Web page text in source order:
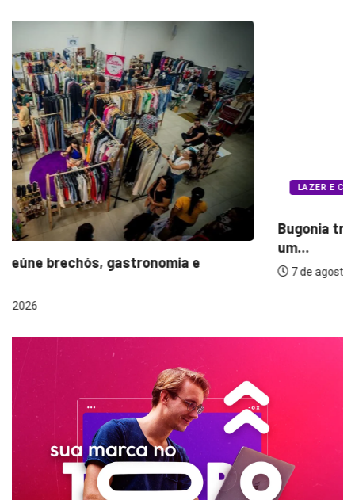
LAZER E CULTURA
Bugonia transforma paranoia e conspiração em
7 de agosto de 2026